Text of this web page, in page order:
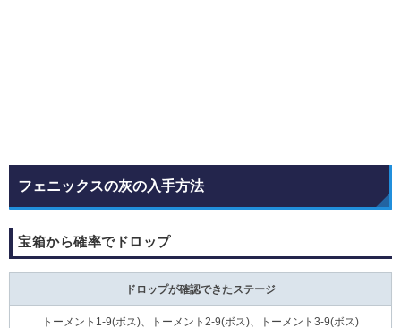
フェニックスの灰の入手方法
宝箱から確率でドロップ
ドロップが確認できたステージ
トーメント1-9(ボス)、トーメント2-9(ボス)、トーメント3-9(ボス)